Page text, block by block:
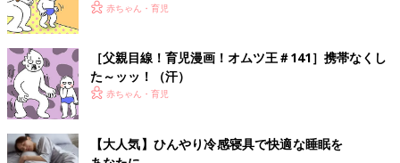
赤ちゃん・育児
［父親目線！育児漫画！オムツ王＃141］携帯なくし
た～ッッ！（汗）
赤ちゃん・育児
【大人気】ひんやり冷感寝具で快適な睡眠を